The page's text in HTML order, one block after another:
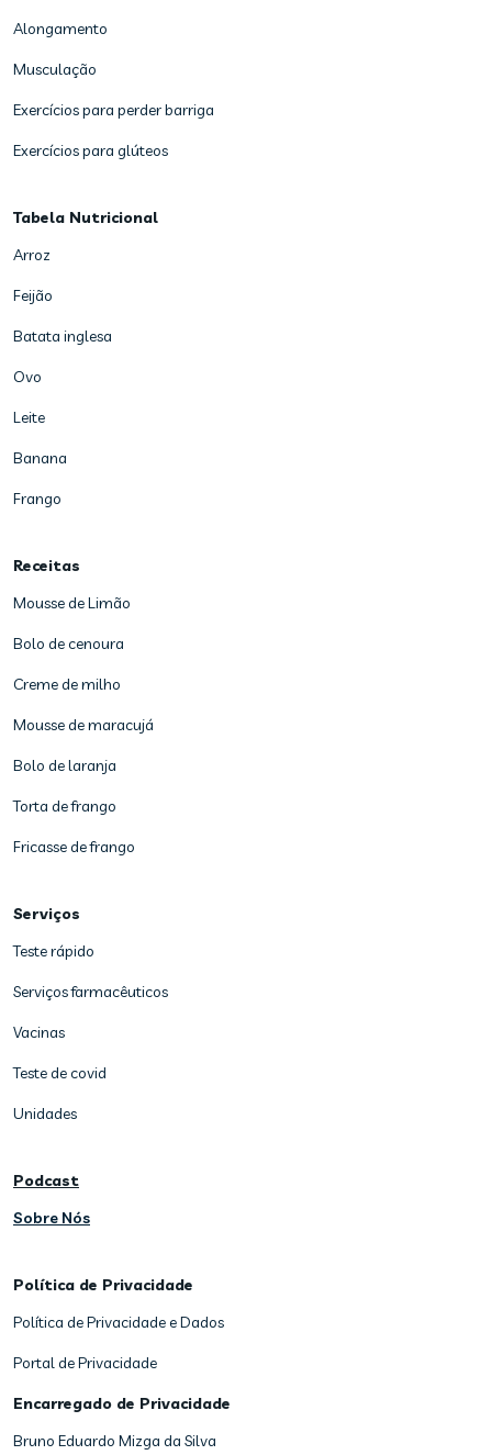
Alongamento
Musculação
Exercícios para perder barriga
Exercícios para glúteos
Tabela Nutricional
Arroz
Feijão
Batata inglesa
Ovo
Leite
Banana
Frango
Receitas
Mousse de Limão
Bolo de cenoura
Creme de milho
Mousse de maracujá
Bolo de laranja
Torta de frango
Fricasse de frango
Serviços
Teste rápido
Serviços farmacêuticos
Vacinas
Teste de covid
Unidades
Podcast
Sobre Nós
Política de Privacidade
Política de Privacidade e Dados
Portal de Privacidade
Encarregado de Privacidade
Bruno Eduardo Mizga da Silva